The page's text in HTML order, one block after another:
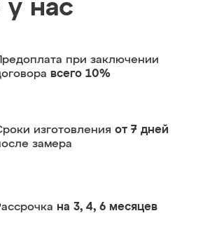
у нас
при заключении
всего 10%
изготовления от 7 дней
замера
на 3, 4, 6 месяцев